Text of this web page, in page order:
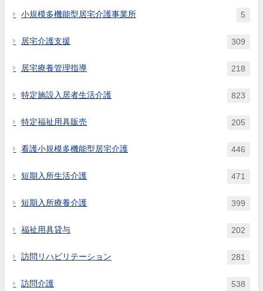
小規模多機能型居宅介護事業所 5
居宅介護支援 309
居宅療養管理指導 218
特定施設入居者生活介護 823
特定福祉用具販売 205
看護小規模多機能型居宅介護 446
短期入所生活介護 471
短期入所療養介護 399
福祉用具貸与 202
訪問リハビリテーション 281
訪問介護 538